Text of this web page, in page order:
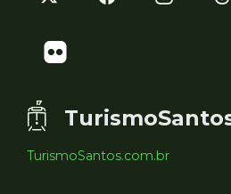
TurismoSantos.com.br